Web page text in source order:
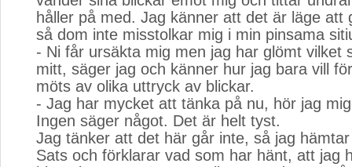
håller på med. Jag känner att det är läge att
så dom inte misstolkar mig i min pinsama
- Ni får ursäkta mig men jag har glömt vilket
mitt, säger jag och känner hur jag bara vill
möts av olika uttryck av blickar.
- Jag har mycket att tänka på nu, hör jag
Ingen säger något. Det är helt tyst.
Jag tänker att det här går inte, så jag
Sats och förklarar vad som har hänt, att jag